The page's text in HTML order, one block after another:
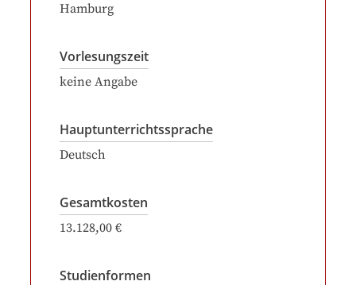
Hamburg
Vorlesungszeit
keine Angabe
Hauptunterrichtssprache
Deutsch
Gesamtkosten
13.128,00 €
Studienformen